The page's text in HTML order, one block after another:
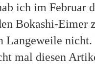
ich im
Bokashi-Eimer
Langeweile
mal diesen